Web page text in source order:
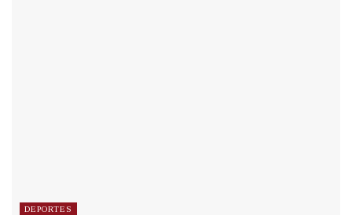
DEPORTES